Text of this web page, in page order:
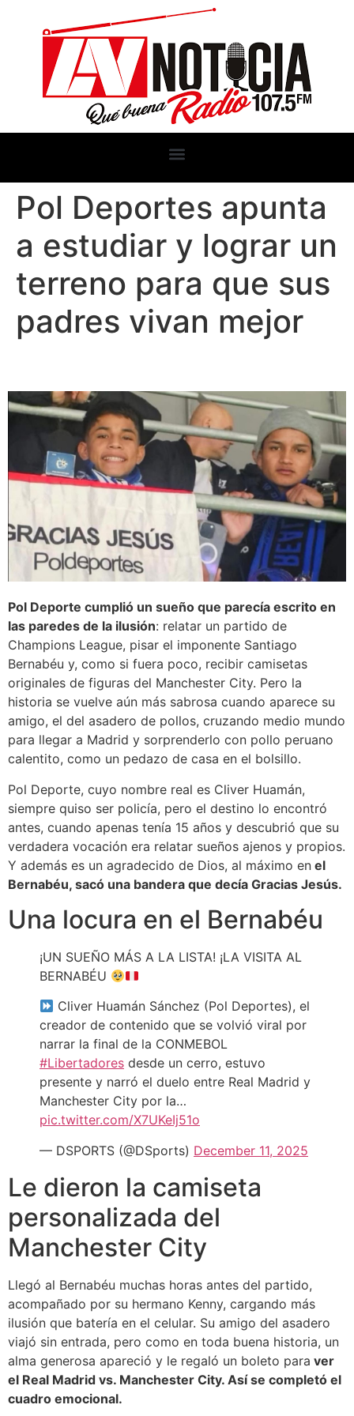
Pol Deportes apunta
a estudiar y lograr un
terreno para que sus
padres vivan mejor
Pol Deporte cumplió un sueño que parecía escrito en
las paredes de la ilusión: relatar un partido de
Champions League, pisar el imponente Santiago
Bernabéu y, como si fuera poco, recibir camisetas
originales de figuras del Manchester City. Pero la
historia se vuelve aún más sabrosa cuando aparece su
amigo, el del asadero de pollos, cruzando medio mundo
para llegar a Madrid y sorprenderlo con pollo peruano
calentito, como un pedazo de casa en el bolsillo.
Pol Deporte, cuyo nombre real es Cliver Huamán,
siempre quiso ser policía, pero el destino lo encontró
antes, cuando apenas tenía 15 años y descubrió que su
verdadera vocación era relatar sueños ajenos y propios.
Y además es un agradecido de Dios, al máximo en el
Bernabéu, sacó una bandera que decía Gracias Jesús.
Una locura en el Bernabéu
¡UN SUEÑO MÁS A LA LISTA! ¡LA VISITA AL
BERNABÉU
Cliver Huamán Sánchez (Pol Deportes), el
creador de contenido que se volvió viral por
narrar la final de la CONMEBOL
#Libertadores desde un cerro, estuvo
presente y narró el duelo entre Real Madrid y
Manchester City por la…
pic.twitter.com/X7UKeIj51o
— DSPORTS (@DSports) December 11, 2025
Le dieron la camiseta
personalizada del
Manchester City
Llegó al Bernabéu muchas horas antes del partido,
acompañado por su hermano Kenny, cargando más
ilusión que batería en el celular. Su amigo del asadero
viajó sin entrada, pero como en toda buena historia, un
alma generosa apareció y le regaló un boleto para ver
el Real Madrid vs. Manchester City. Así se completó el
cuadro emocional.